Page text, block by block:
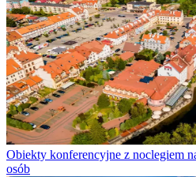
Obiekty konferencyjne z noclegiem
osób